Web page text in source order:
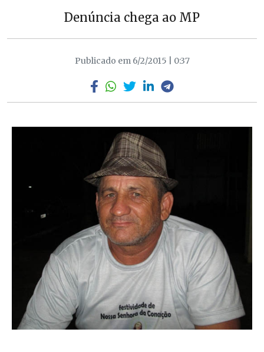
Denúncia chega ao MP
Publicado em 6/2/2015 | 0:37